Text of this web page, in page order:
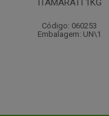
ITAMARATI 1KG
Código: 060253
Embalagem: UN\1